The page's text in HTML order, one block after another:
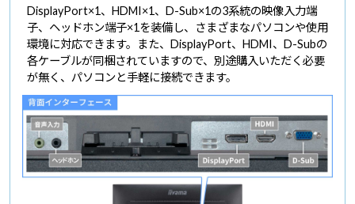
DisplayPort×1、HDMI×1、D-Sub×1の3系統の映像入力端
子、ヘッドホン端子×1を装備し、さまざまなパソコンや使用
環境に対応できます。また、DisplayPort、HDMI、D-Subの
各ケーブルが同梱されていますので、別途購入いただく必要
が無く、パソコンと手軽に接続できます。